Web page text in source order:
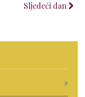
Sljedeći dan
»